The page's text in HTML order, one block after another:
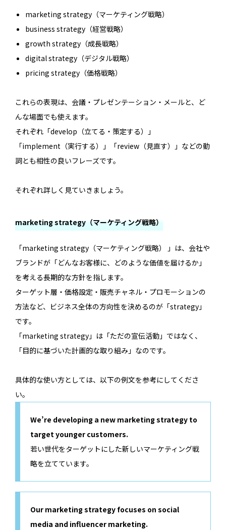
marketing strategy（マーケティング戦略）
business strategy（経営戦略）
growth strategy（成長戦略）
digital strategy（デジタル戦略）
pricing strategy（価格戦略）
これらの表現は、会議・プレゼンテーション・メールと、ど
んな場面でも使えます。
それぞれ「develop（立てる・策定する）」
「implement（実行する）」「review（見直す）」などの動
詞とも相性の良いフレーズです。
それぞれ詳しく見ていきましょう。
marketing strategy（マーケティング戦略）
「marketing strategy（マーケティング戦略） 」は、会社や
ブランドが「どんなお客様に、どのような価値を届けるか」
を考える長期的な方針を指します。
ターゲット層・価格設定・販売チャネル・プロモーションの
方法など、ビジネス全体の方向性を決めるのが「strategy」
です。
「marketing strategy」は「ただの宣伝活動」ではなく、
「目的に基づいた計画的な取り組み」なのです。
具体的な使い方としては、以下の例文を参考にしてくださ
い。
We’re developing a new marketing strategy to
target younger customers.
若い世代をターゲットにした新しいマーケティング戦
略を立てています。
Our marketing strategy focuses on social
media and influencer marketing.